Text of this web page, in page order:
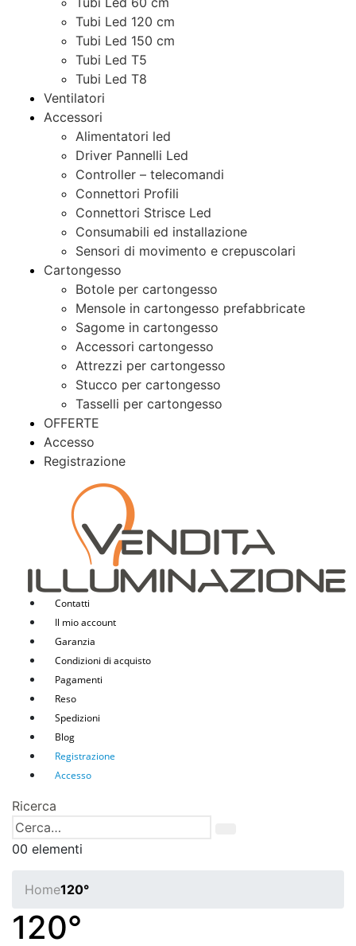
Tubi Led 120 cm
Tubi Led 150 cm
Tubi Led T5
Tubi Led T8
Ventilatori
Accessori
Alimentatori led
Driver Pannelli Led
Controller – telecomandi
Connettori Profili
Connettori Strisce Led
Consumabili ed installazione
Sensori di movimento e crepuscolari
Cartongesso
Botole per cartongesso
Mensole in cartongesso prefabbricate
Sagome in cartongesso
Accessori cartongesso
Attrezzi per cartongesso
Stucco per cartongesso
Tasselli per cartongesso
OFFERTE
Accesso
Registrazione
Contatti
Il mio account
Garanzia
Condizioni di acquisto
Pagamenti
Reso
Spedizioni
Blog
Registrazione
Accesso
Ricerca
00 elementi
Home120°
120°